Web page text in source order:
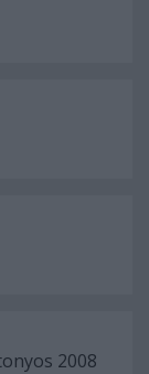
2008